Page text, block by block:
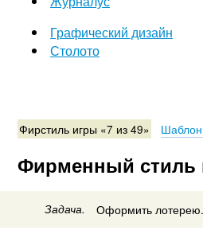
Графический дизайн
Столото
Фирстиль игры «7 из 49»
Фирменный стиль
Задача. Оформить лотерею.